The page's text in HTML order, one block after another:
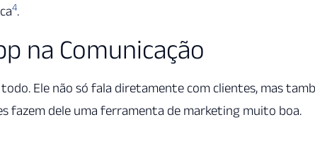
4.
na Comunicação
Ele não só fala diretamente com clientes, mas
fazem dele uma ferramenta de marketing muito boa.